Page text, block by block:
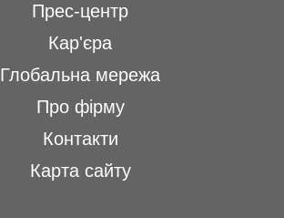
Прес-центр
Кар'єра
Глобальна мережа
Про фірму
Контакти
Карта сайту